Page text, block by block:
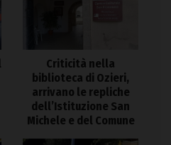
Criticità nella
biblioteca di Ozieri,
arrivano le repliche
dell’Istituzione San
Michele e del Comune